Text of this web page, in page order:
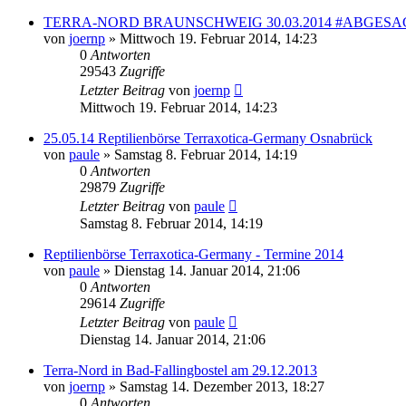
TERRA-NORD BRAUNSCHWEIG 30.03.2014
von joernp » Mittwoch 19. Februar 2014, 14:23
0 Antworten
29543 Zugriffe
Letzter Beitrag von joernp
Mittwoch 19. Februar 2014, 14:23
25.05.14 Reptilienbörse Terraxotica-Germany Osnabrück
von paule » Samstag 8. Februar 2014, 14:19
0 Antworten
29879 Zugriffe
Letzter Beitrag von paule
Samstag 8. Februar 2014, 14:19
Reptilienbörse Terraxotica-Germany - Termine 2014
von paule » Dienstag 14. Januar 2014, 21:06
0 Antworten
29614 Zugriffe
Letzter Beitrag von paule
Dienstag 14. Januar 2014, 21:06
Terra-Nord in Bad-Fallingbostel am 29.12.2013
von joernp » Samstag 14. Dezember 2013, 18:27
0 Antworten